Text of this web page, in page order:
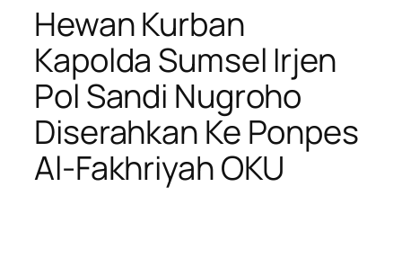
Hewan Kurban
Kapolda Sumsel Irjen
Pol Sandi Nugroho
Diserahkan Ke Ponpes
Al-Fakhriyah OKU